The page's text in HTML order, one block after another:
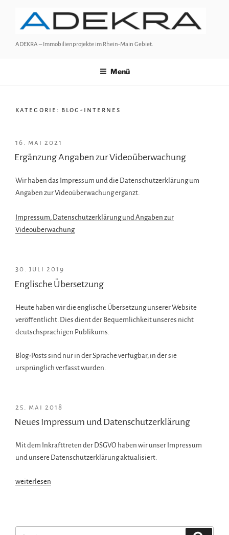
springen
ADEKRA – Immobilienprojekte im Rhein-Main Gebiet.
Menü
kategorie: blog-internes
VERÖFFENTLICHT
16. mai 2021
Ergänzung Angaben zur Videoüberwachung
Wir haben das Impressum und die Datenschutzerklärung um
Angaben zur Videoüberwachung ergänzt.
Impressum, Datenschutzerklärung und Angaben zur
Videoüberwachung
VERÖFFENTLICHT
30. juli 2019
Englische Übersetzung
Heute haben wir die englische Übersetzung unserer Website
veröffentlicht. Dies dient der Bequemlichkeit unseres nicht
deutschsprachigen Publikums.
Blog-Posts sind nur in der Sprache verfügbar, in der sie
ursprünglich verfasst wurden.
VERÖFFENTLICHT
25. mai 2018
Neues Impressum und Datenschutzerklärung
Mit dem Inkrafttreten der DSGVO haben wir unser Impressum
und unsere Datenschutzerklärung aktualisiert.
„Neues
weiterlesen